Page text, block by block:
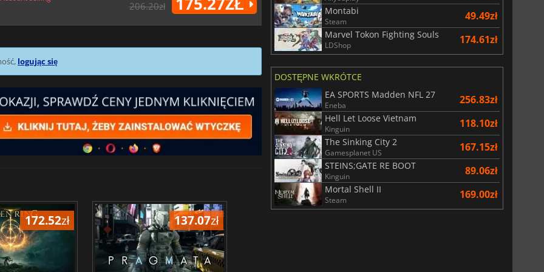
206.20zł
logując się
172.52zł 137.07zł
Montabi
Steam 49.49zł
Marvel Tokon Fighting Souls
LDShop 174.61zł
DOSTĘPNE WKRÓTCE
EA SPORTS Madden NFL 27
Eneba 256.83zł
Hell Let Loose Vietnam
Kinguin 118.10zł
The Sinking City 2
Gamesplanet US 167.15zł
STEINS;GATE RE BOOT
Kinguin 89.06zł
Mortal Shell II
Steam 169.00zł